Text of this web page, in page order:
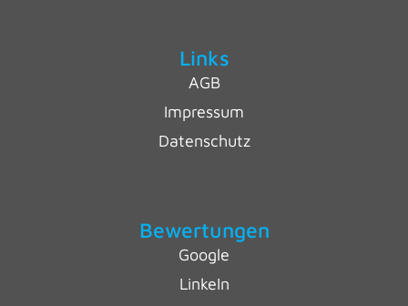
Links
AGB
Impressum
Datenschutz
Bewertungen
Google
LinkeIn